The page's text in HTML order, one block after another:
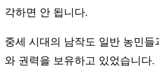
각하면 안 됩니다.
중세 시대의 남작도 일반 농민
와 권력을 보유하고 있었습니다.